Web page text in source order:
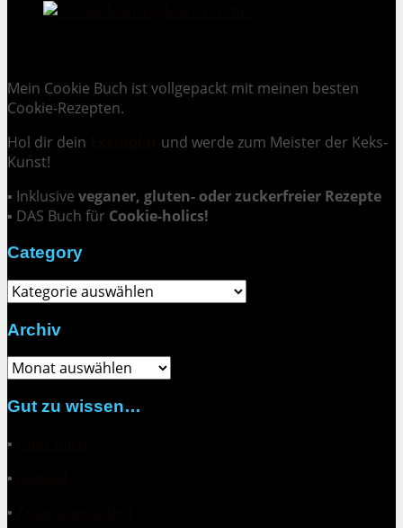
Mein Cookie Buch ist vollgepackt mit meinen besten
Cookie-Rezepten.
Hol dir dein
und werde zum Meister der Keks-
Kunst!
▪ Inklusive veganer, gluten- oder zuckerfreier Rezepte
▪ DAS Buch für Cookie-holics!
Category
Category
Archiv
Archiv
Gut zu wissen…
▪
▪
▪